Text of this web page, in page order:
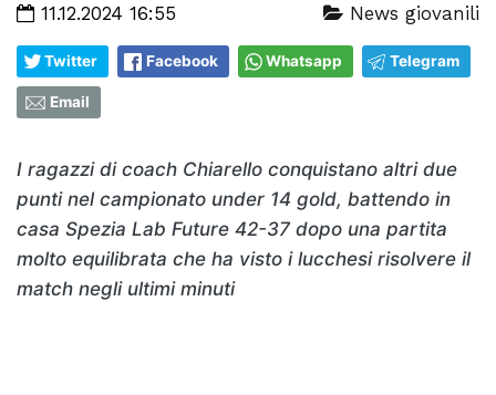
11.12.2024 16:55 News giovanili
Twitter Facebook Whatsapp Telegram
Email
I ragazzi di coach Chiarello conquistano altri due
punti nel campionato under 14 gold, battendo in
casa Spezia Lab Future 42-37 dopo una partita
molto equilibrata che ha visto i lucchesi risolvere il
match negli ultimi minuti